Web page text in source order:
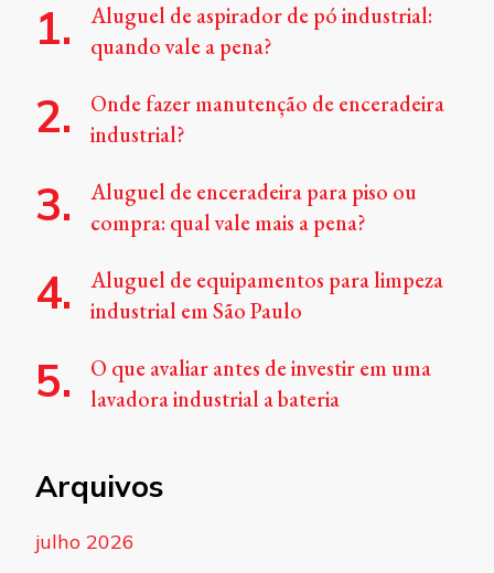
Aluguel de aspirador de pó industrial:
quando vale a pena?
Onde fazer manutenção de enceradeira
industrial?
Aluguel de enceradeira para piso ou
compra: qual vale mais a pena?
Aluguel de equipamentos para limpeza
industrial em São Paulo
O que avaliar antes de investir em uma
lavadora industrial a bateria
Arquivos
julho 2026